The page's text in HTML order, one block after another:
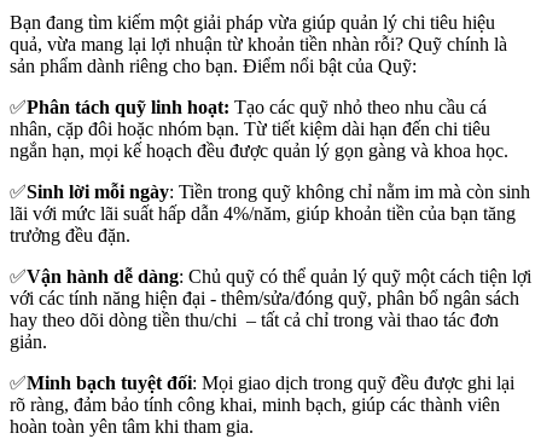
Bạn đang tìm kiếm một giải pháp vừa giúp quản lý chi tiêu hiệu
quả, vừa mang lại lợi nhuận từ khoản tiền nhàn rỗi? Quỹ chính là
sản phẩm dành riêng cho bạn. Điểm nổi bật của Quỹ:
✅Phân tách quỹ linh hoạt: Tạo các quỹ nhỏ theo nhu cầu cá
nhân, cặp đôi hoặc nhóm bạn. Từ tiết kiệm dài hạn đến chi tiêu
ngắn hạn, mọi kế hoạch đều được quản lý gọn gàng và khoa học.
✅Sinh lời mỗi ngày: Tiền trong quỹ không chỉ nằm im mà còn sinh
lãi với mức lãi suất hấp dẫn 4%/năm, giúp khoản tiền của bạn tăng
trưởng đều đặn.
✅Vận hành dễ dàng: Chủ quỹ có thể quản lý quỹ một cách tiện lợi
với các tính năng hiện đại - thêm/sửa/đóng quỹ, phân bổ ngân sách
hay theo dõi dòng tiền thu/chi – tất cả chỉ trong vài thao tác đơn
giản.
✅Minh bạch tuyệt đối: Mọi giao dịch trong quỹ đều được ghi lại
rõ ràng, đảm bảo tính công khai, minh bạch, giúp các thành viên
hoàn toàn yên tâm khi tham gia.